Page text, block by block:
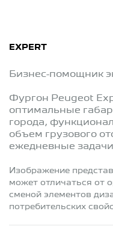
EXPERT
Бизнес-помощник
Фургон Peugeot
оптимальные
города,
объем грузового
ежедневные
Изображение
может отличаться от
сменой элементов
потребительских